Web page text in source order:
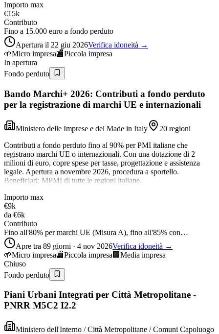
Importo max
€15k
Contributo
Fino a 15.000 euro a fondo perduto
Apertura il 22 giu 2026Verifica idoneità →
🌱Micro impresa🏬Piccola impresa
In apertura
Fondo perduto
Bando Marchi+ 2026: Contributi a fondo perduto
per la registrazione di marchi UE e internazionali
Ministero delle Imprese e del Made in Italy
20 regioni
Contributi a fondo perduto fino al 90% per PMI italiane che
registrano marchi UE o internazionali. Con una dotazione di 2
milioni di euro, copre spese per tasse, progettazione e assistenza
legale. Apertura a novembre 2026, procedura a sportello.
Beneficiari: MPMI di tutte le regioni italiane.
Importo max
€9k
da €6k
Contributo
Fino all'80% per marchi UE (Misura A), fino all'85% con…
Apre tra 89 giorni · 4 nov 2026Verifica idoneità →
🌱Micro impresa🏬Piccola impresa 🏢 Media impresa
Chiuso
Fondo perduto
Piani Urbani Integrati per Città Metropolitane -
PNRR M5C2 I2.2
Ministero dell'Interno / Città Metropolitane / Comuni Capoluogo